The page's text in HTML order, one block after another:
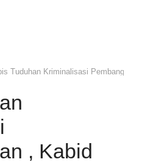
Tuduhan Kriminalisasi
, Kabid